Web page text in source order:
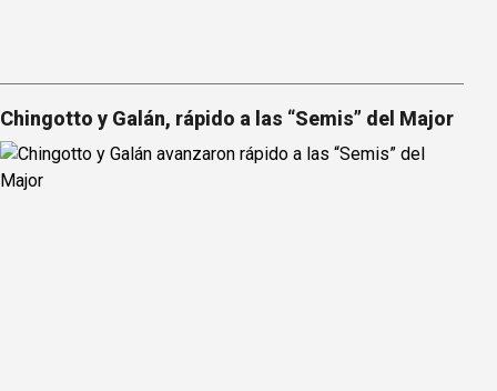
Chingotto y Galán, rápido a las “Semis” del Major